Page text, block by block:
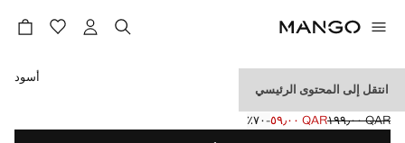
انتقل إلى المحتوى الرئيسي
تي شيرت هينلي
السعر الأول محذوف [QAR ١٩٩٫٠٠ ]
QAR ١٩٩٫٠٠
السعر الحالي [QAR ٥٩٫٠٠ ]QAR ٥٩٫٠٠ ؜-٧٠٪؜
حدد اللون
أسود